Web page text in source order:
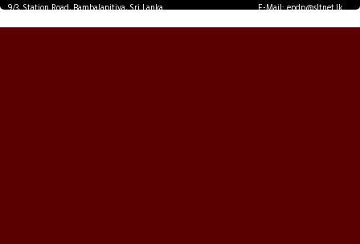
9/3, Station Road, Bambalapitiya, Sri Lanka.
E-Mail: epdp@sltnet.lk